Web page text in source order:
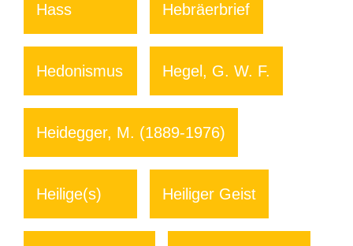
Hass Hebräerbrief
Hedonismus Hegel, G. W. F.
Heidegger, M. (1889-1976)
Heilige(s) Heiliger Geist